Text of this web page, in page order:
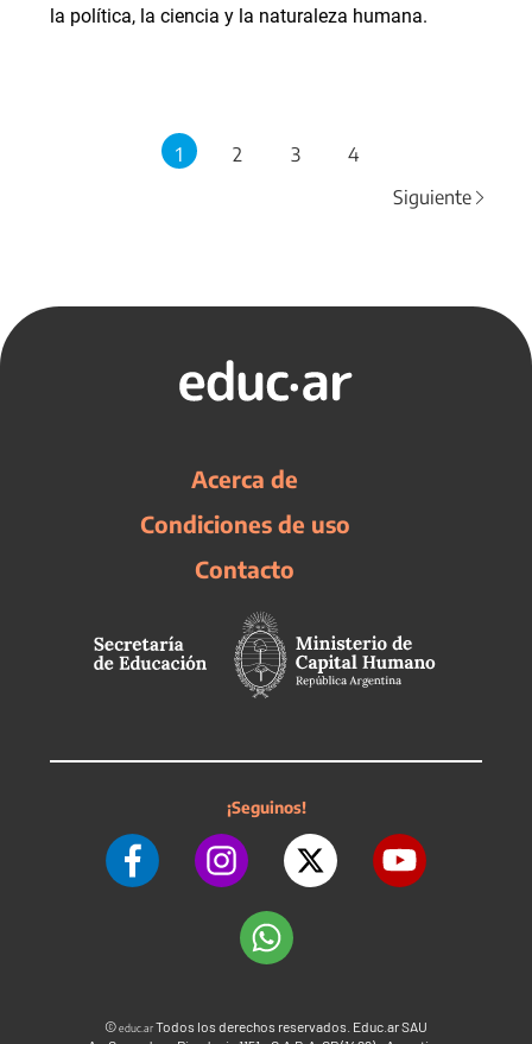
la política, la ciencia y la naturaleza humana.
1 2 3
4
Siguiente
Acerca de
Condiciones de uso
Contacto
¡Seguinos!
©educ.arTodos los derechos reservados. Educ.ar SAU